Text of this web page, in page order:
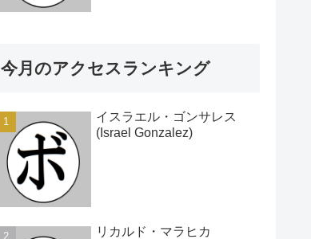
今月のアクセスランキング
イスラエル・ゴンサレス
(Israel Gonzalez)
リカルド・マラヒカ